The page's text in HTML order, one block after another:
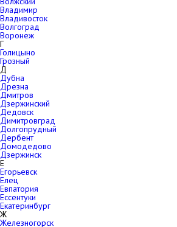
Владимир
Владивосток
Волгоград
Воронеж
Г
Голицыно
Грозный
Д
Дубна
Дрезна
Дмитров
Дзержинский
Дедовск
Димитровград
Долгопрудный
Дербент
Домодедово
Дзержинск
Е
Егорьевск
Елец
Евпатория
Ессентуки
Екатеринбург
Ж
Железногорск